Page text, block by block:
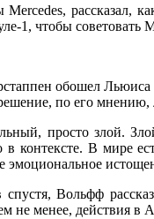
рассказал,
1, чтобы
обошел
по его
просто злой.
в контексте. В мире
эмоциональное
Вольфф
не менее, действия в